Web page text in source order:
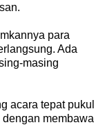
para
Ada
masing
acara tepat pukul
membawa